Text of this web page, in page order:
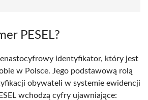
PESEL?
identyfikator, który jest
w Polsce. Jego podstawową rolą
obywateli w systemie ewidencji
wchodzą cyfry ujawniające: